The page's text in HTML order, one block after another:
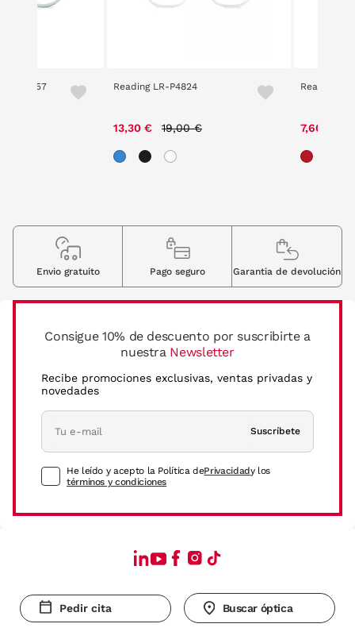
2112 657 Reading LR-P4824
13,30 € 19,00 €
Reading
7,60 €
Consigue 10% de descuento por suscribirte a
nuestra Newsletter
Recibe promociones exclusivas, ventas privadas y
novedades
Suscríbete
He leído y acepto la Política dePrivacidady los
términos y condiciones
Envio gratuito Pago seguro Garantia de devolución
Pedir cita Buscar óptica